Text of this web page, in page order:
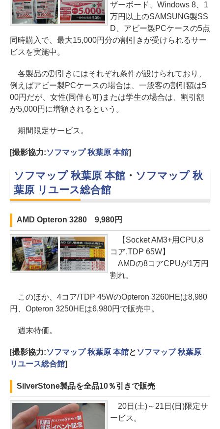
ザーボード、Windows 8、1
万円以上のSAMSUNG製SS
D、アビー製PCケースの5点
同時購入で、最大15,000円分の割引きが受けられるサー
ビスを実施中。
各製品の割引きにはそれぞれ条件が設けられており、
例えばアビー製PCケースの場合は、一般客の割引額は5
00円だが、女性(同伴も可)または学生の場合は、割引額
が5,000円に増額されるという。
期間限定サービス。
[撮影協力:ソフマップ 秋葉原 本館]
ソフマップ 秋葉原 本館・ ソフマップ 秋
葉原 リユース総合館
AMD Opteron 3280 9,980円
【Socket AM3+用CPU,8
コア,TDP 65W】
AMDの8コアCPUが1万円
割れ。
このほか、4コア/TDP 45WのOpteron 3260HEは8,980
円、Opteron 3250HEは6,980円で販売中。
週末特価。
[撮影協力:ソフマップ 秋葉原 本館と ソフマップ 秋葉原
リユース総合館]
SilverStone製品を全品10％引きで販売
20日(土)～21日(日)限定サ
ービス。